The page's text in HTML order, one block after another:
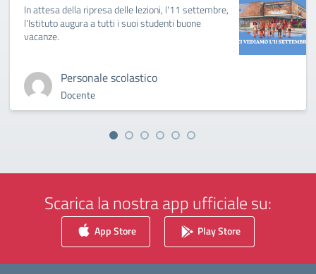
In attesa della ripresa delle lezioni, l'11 settembre,
l'Istituto augura a tutti i suoi studenti buone
vacanze.
Personale scolastico
Docente
Scarica la nostra app ufficiale su:
App Store Play Store